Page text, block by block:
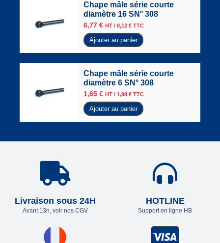
Chape mâle série courte
diamètre 16 SN° 308
6,77 € HT / 8,12 € TTC
Ajouter au panier
Chape mâle série courte
diamètre 6 SN° 308
1,65 € HT / 1,98 € TTC
Ajouter au panier
Livraison sous 24H
Avant 13h, voir nos CGV
HOTLINE
Support en ligne HB